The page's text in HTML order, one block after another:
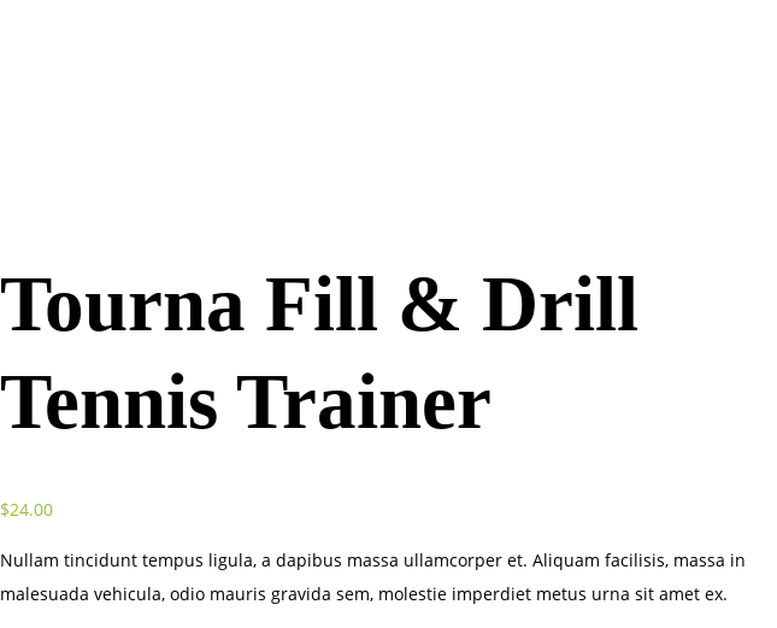
Tourna Fill & Drill
Tennis Trainer
$24.00
Nullam tincidunt tempus ligula, a dapibus massa ullamcorper et. Aliquam facilisis, massa in
malesuada vehicula, odio mauris gravida sem, molestie imperdiet metus urna sit amet ex.